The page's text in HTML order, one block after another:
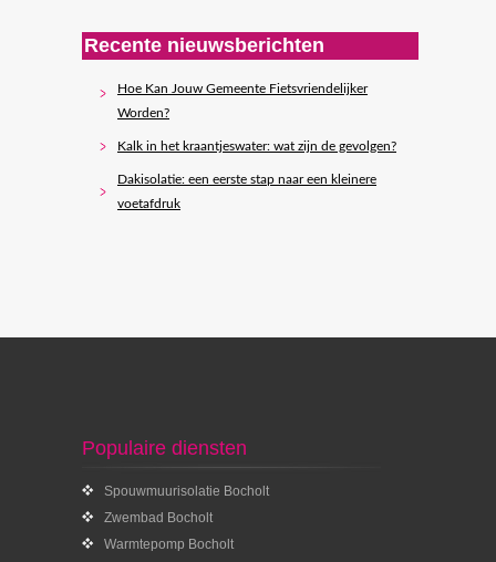
Recente nieuwsberichten
Hoe Kan Jouw Gemeente Fietsvriendelijker
Worden?
Kalk in het kraantjeswater: wat zijn de gevolgen?
Dakisolatie: een eerste stap naar een kleinere
voetafdruk
Populaire diensten
Spouwmuurisolatie Bocholt
Zwembad Bocholt
Warmtepomp Bocholt